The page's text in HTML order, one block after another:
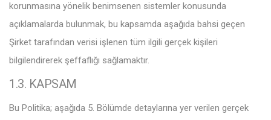
korunmasına yönelik benimsenen sistemler konusunda
açıklamalarda bulunmak, bu kapsamda aşağıda bahsi geçen
Şirket tarafından verisi işlenen tüm ilgili gerçek kişileri
bilgilendirerek şeffaflığı sağlamaktır.
1.3. KAPSAM
Bu Politika; aşağıda 5. Bölümde detaylarına yer verilen gerçek